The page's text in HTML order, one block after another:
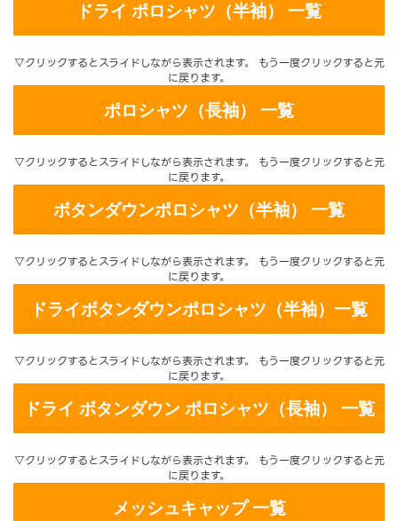
ドライ ポロシャツ（半袖） 一覧
▽クリックするとスライドしながら表示されます。 もう一度クリックすると元
に戻ります。
ポロシャツ（長袖） 一覧
▽クリックするとスライドしながら表示されます。 もう一度クリックすると元
に戻ります。
ボタンダウンポロシャツ（半袖） 一覧
▽クリックするとスライドしながら表示されます。 もう一度クリックすると元
に戻ります。
ドライボタンダウンポロシャツ（半袖）一覧
▽クリックするとスライドしながら表示されます。 もう一度クリックすると元
に戻ります。
ドライ ボタンダウン ポロシャツ（長袖） 一覧
▽クリックするとスライドしながら表示されます。 もう一度クリックすると元
に戻ります。
メッシュキャップ 一覧